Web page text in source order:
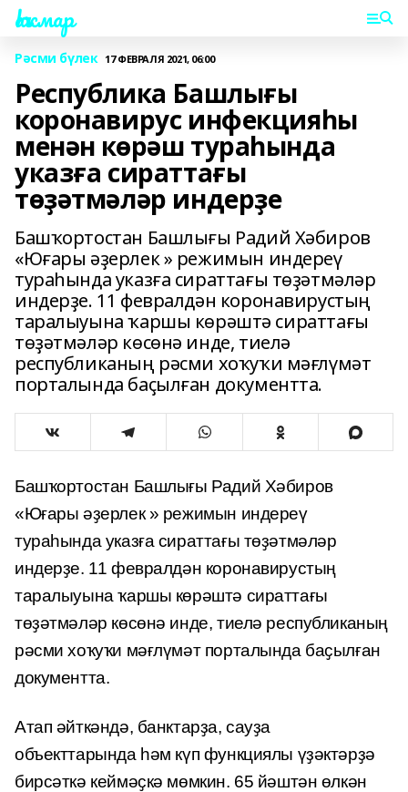
Һаҡмар
Рәсми бүлек 17 ФЕВРАЛЯ 2021, 06:00
Республика Башлығы
коронавирус инфекцияһы
менән көрәш тураһында
указға сираттағы
төҙәтмәләр индерҙе
Башҡортостан Башлығы Радий Хәбиров
«Юғары әҙерлек » режимын индереү
тураһында указға сираттағы төҙәтмәләр
индерҙе. 11 февралдән коронавирустың
таралыуына ҡаршы көрәштә сираттағы
төҙәтмәләр көсөнә инде, тиелә
республиканың рәсми хоҡуҡи мәғлүмәт
порталында баҫылған документта.
Башҡортостан Башлығы Радий Хәбиров
«Юғары әҙерлек » режимын индереү
тураһында указға сираттағы төҙәтмәләр
индерҙе. 11 февралдән коронавирустың
таралыуына ҡаршы көрәштә сираттағы
төҙәтмәләр көсөнә инде, тиелә республиканың
рәсми хоҡуҡи мәғлүмәт порталында баҫылған
документта.
Атап әйткәндә, банктарҙа, сауҙа
объекттарында һәм күп функциялы үҙәктәрҙә
бирсәткә кеймәҫкә мөмкин. 65 йәштән өлкән